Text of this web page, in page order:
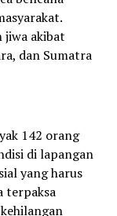
akibat
dan Sumatra
142 orang
di lapangan
yang harus
terpaksa